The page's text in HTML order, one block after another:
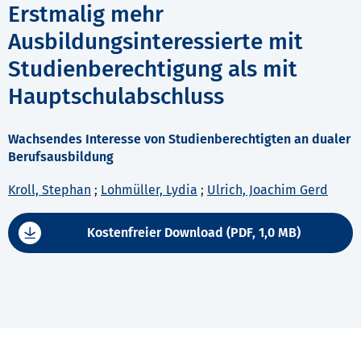
Erstmalig mehr
Ausbildungsinteressierte mit
Studienberechtigung als mit
Hauptschulabschluss
Wachsendes Interesse von Studienberechtigten an dualer
Berufsausbildung
Kroll, Stephan ; Lohmüller, Lydia ; Ulrich, Joachim Gerd
Kostenfreier Download (PDF, 1,0 MB)